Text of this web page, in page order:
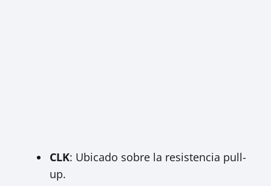
CLK: Ubicado sobre la resistencia pull-
up.